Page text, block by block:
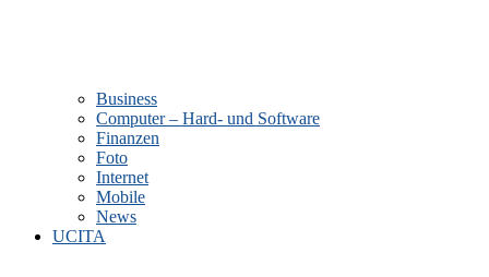
Business
Computer – Hard- und Software
Finanzen
Foto
Internet
Mobile
News
UCITA